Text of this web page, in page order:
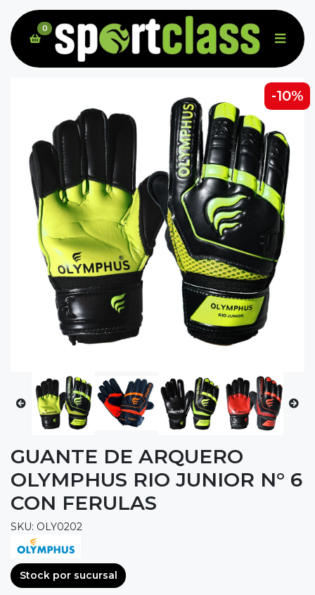
0
-10%
GUANTE DE ARQUERO
OLYMPHUS RIO JUNIOR N° 6
CON FERULAS
SKU: OLY0202
Stock por sucursal